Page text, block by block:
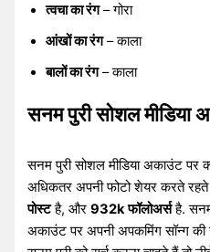
त्वचा का रंग– गोरा
आंखों का रंग– काला
बालों का रंग– काला
सनम पुरी सोशल मीडिया
सनम पुरी सोशल मीडिया अकाउंट पर
अधिकतर अपनी फोटो शेयर करते
पोस्टहै, और932k फॉलोअर्सहै. सनम
अकाउंट पर अपनी अपकमिंग सॉन्ग